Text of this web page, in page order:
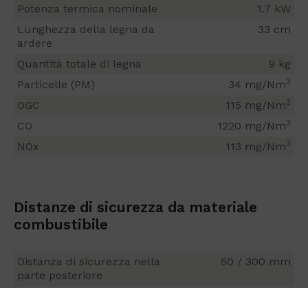
Potenza termica nominale
1.7 kW
Lunghezza della legna da
ardere
33 cm
Quantità totale di legna
9 kg
Particelle (PM)
34 mg/Nm3
OGC 115 mg/Nm3
CO 1220 mg/Nm3
NOx 113 mg/Nm3
Distanze di sicurezza da materiale
combustibile
Distanza di sicurezza nella
parte posteriore
50 / 300 mm